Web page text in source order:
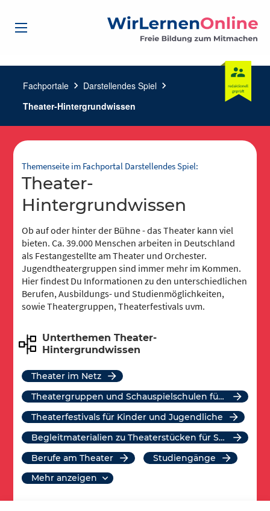
Fachportale chevron_right Darstellendes Spiel chevron_right
Theater-Hintergrundwissen
Themenseite im Fachportal Darstellendes Spiel:
Theater-
Hintergrundwissen
Ob auf oder hinter der Bühne - das Theater kann viel
bieten. Ca. 39.000 Menschen arbeiten in Deutschland
als Festangestellte am Theater und Orchester.
Jugendtheatergruppen sind immer mehr im Kommen.
Hier findest Du Informationen zu den unterschiedlichen
Berufen, Ausbildungs- und Studienmöglichkeiten,
sowie Theatergruppen, Theaterfestivals uvm.
Unterthemen Theater-
Hintergrundwissen
Theater im Netz
Theatergruppen und Schauspielschulen für Kinder und Jugendliche
Theaterfestivals für Kinder und Jugendliche
Begleitmaterialien zu Theaterstücken für Schulklassen
Berufe am Theater
Studiengänge
mehr anzeigen